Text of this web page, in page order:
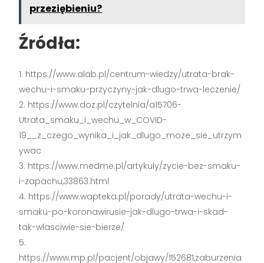
przeziębieniu?
Źródła:
https://www.alab.pl/centrum-wiedzy/utrata-brak-
wechu-i-smaku-przyczyny-jak-dlugo-trwa-leczenie/
https://www.doz.pl/czytelnia/a15706-
Utrata_smaku_i_wechu_w_COVID-
19__z_czego_wynika_i_jak_dlugo_moze_sie_utrzym
ywac
https://www.medme.pl/artykuly/zycie-bez-smaku-
i-zapachu,33863.html
https://www.wapteka.pl/porady/utrata-wechu-i-
smaku-po-koronawirusie-jak-dlugo-trwa-i-skad-
tak-wlasciwie-sie-bierze/
https://www.mp.pl/pacjent/objawy/152681,zaburzenia